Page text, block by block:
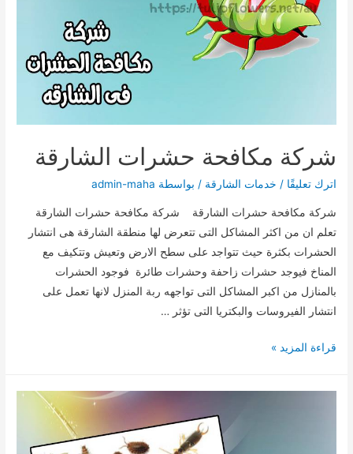
شركة مكافحة حشرات الشارقة
اترك تعليقًا / خدمات الشارقة / بواسطة admin-maha
شركة مكافحة حشرات الشارقة شركة مكافحة حشرات الشارقة
تعلم ان من اكثر المشاكل التى تتعرض لها منطقة الشارقة هى انتشار
الحشرات بكثرة حيث تتواجد على سطح الارض وتعيش وتتكيف مع
المناخ فيوجد حشرات زاحفة وحشرات طائرة فوجود الحشرات
بالمنازل من اكبر المشاكل التى تواجهه ربة المنزل لانها تعمل على
انتشار الفيروسات والبكتريا التى تؤثر …
شركة
قراءة المزيد »